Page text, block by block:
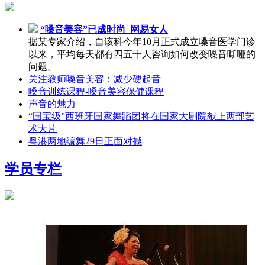
“嗓音美容”已成时尚_网易女人
据某专家介绍，自该科今年10月正式成立嗓音医学门诊
以来，平均每天都有四五十人咨询如何改变嗓音嘶哑的
问题。
关注教师嗓音美容：减少硬起音
嗓音训练课程-嗓音美容保健课程
声音的魅力
“国宝级”西班牙国家舞蹈团将在国家大剧院献上两部艺
术大片
粤港两地编舞29日正面对撼
学员专栏